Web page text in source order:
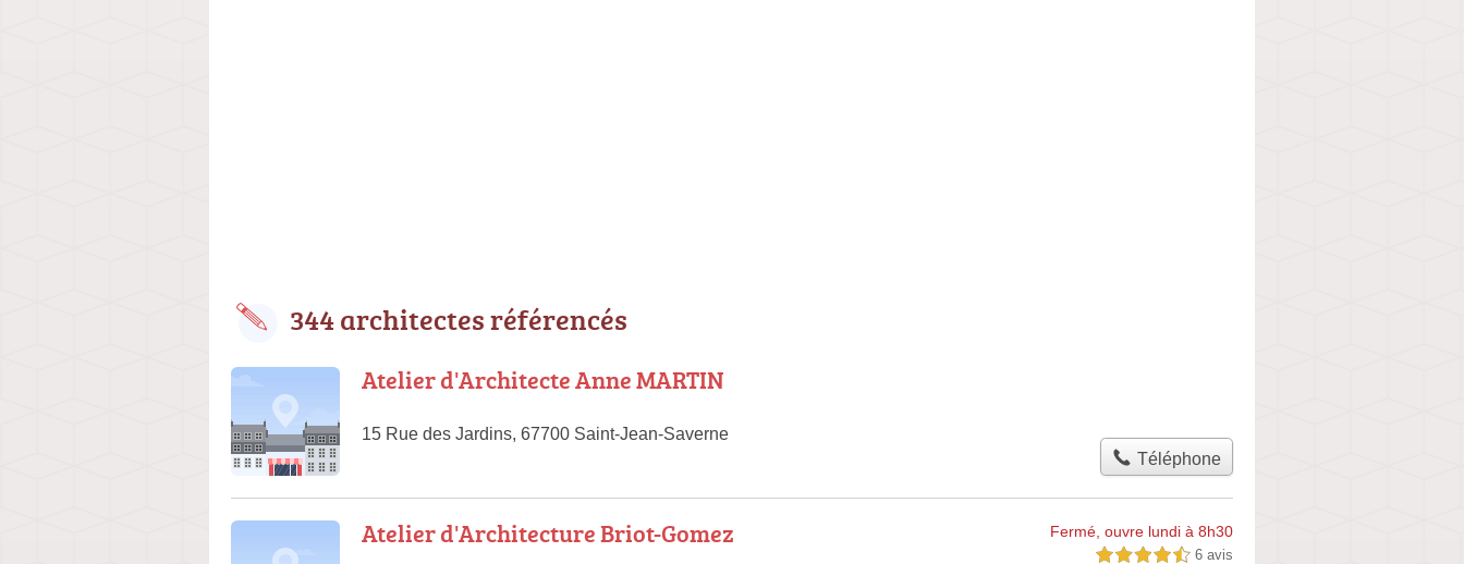
344 architectes référencés
Atelier d'Architecte Anne MARTIN
15 Rue des Jardins, 67700 Saint-Jean-Saverne
Téléphone
Atelier d'Architecture Briot-Gomez Fermé, ouvre lundi à 8h30
4,5 étoiles sur 5 6 avis